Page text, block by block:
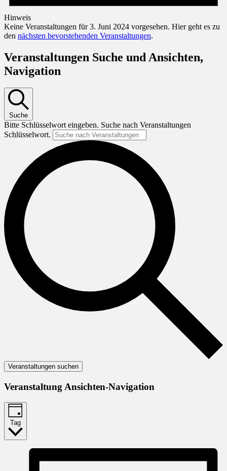
Hinweis
Keine Veranstaltungen für 3. Juni 2024 vorgesehen. Hier geht es zu
den nächsten bevorstehenden Veranstaltungen.
Veranstaltungen Suche und Ansichten,
Navigation
Suche
Bitte Schlüsselwort eingeben. Suche nach Veranstaltungen
Schlüsselwort.
Veranstaltungen suchen
Veranstaltung Ansichten-Navigation
Tag